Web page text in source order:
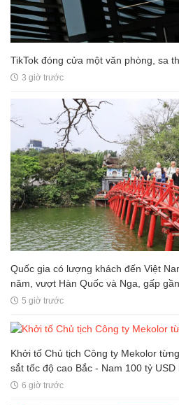
TikTok đóng cửa một văn phòng, sa
3 giờ trước
Quốc gia có lượng khách đến Việt
năm, vượt Hàn Quốc và Nga, gấp
5 giờ trước
Khởi tố Chủ tịch Công ty Mekolor
sắt tốc độ cao Bắc - Nam 100 tỷ
6 giờ trước